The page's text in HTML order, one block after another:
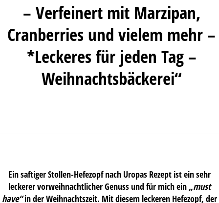
– Verfeinert mit Marzipan,
Cranberries und vielem mehr –
*Leckeres für jeden Tag –
Weihnachtsbäckerei“
Ein saftiger Stollen-Hefezopf nach Uropas Rezept ist ein sehr
leckerer vorweihnachtlicher Genuss und für mich ein „must
have“in der Weihnachtszeit. Mit diesem leckeren Hefezopf, der